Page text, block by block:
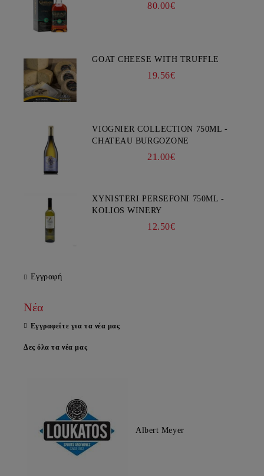
80.00€
GOAT CHEESE WITH TRUFFLE
19.56€
VIOGNIER COLLECTION 750ML -
CHATEAU BURGOZONE
21.00€
XYNISTERI PERSEFONI 750ML -
KOLIOS WINERY
12.50€
Εγγραφή
Νέα
Εγγραφείτε για τα νέα μας
Δες όλα τα νέα μας
Albert Meyer